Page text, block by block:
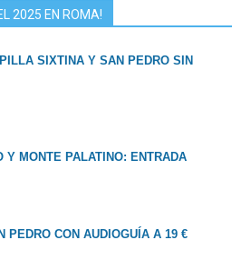
2025 EN ROMA!
SIXTINA Y SAN PEDRO SIN
Y MONTE PALATINO: ENTRADA
PEDRO CON AUDIOGUÍA A 19 €